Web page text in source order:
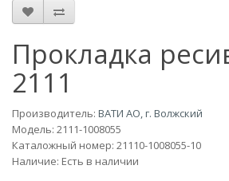
Прокладка
2111
Производитель: ВАТИ АО, г. Волжский
Модель: 2111-1008055
Каталожный номер: 21110-1008055-10
Наличие: Есть в наличии